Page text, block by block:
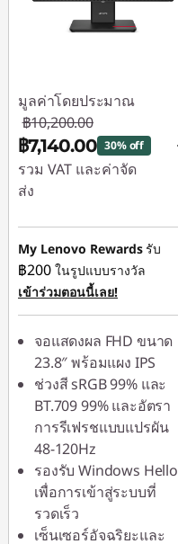
มูลค่าโดยประมาณ
฿10,200.00
฿7,140.00 30% off
รวม VAT และค่าจัด
ส่ง
ประหยัดทันที :-
฿1,020.00
หรือ
การประหยัด
-
฿3,060.00
*Savings cannot be
combined
ใช้ eCoupon :
88SALETH
My Lenovo Rewardsรับ
฿200 ในรูปแบบรางวัล
เข้าร่วมตอนนี้เลย!
จอแสดงผล FHD ขนาด
23.8″ พร้อมแผง IPS
ช่วงสี sRGB 99% และ
BT.709 99% และอัตรา
การรีเฟรชแบบแปรผัน
48-120Hz
รองรับ Windows Hello
เพื่อการเข้าสู่ระบบที่
รวดเร็ว
เซ็นเซอร์อัจฉริยะและ